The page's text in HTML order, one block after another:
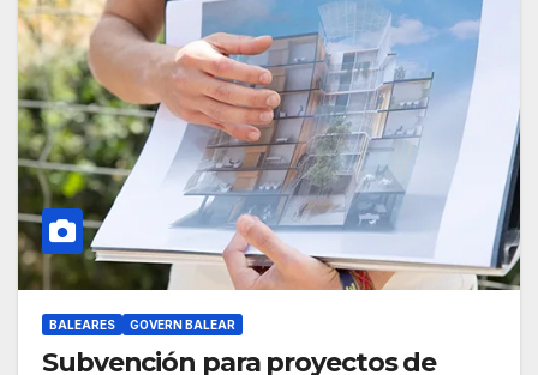
BALEARES GOVERN BALEAR
Subvención para proyectos de